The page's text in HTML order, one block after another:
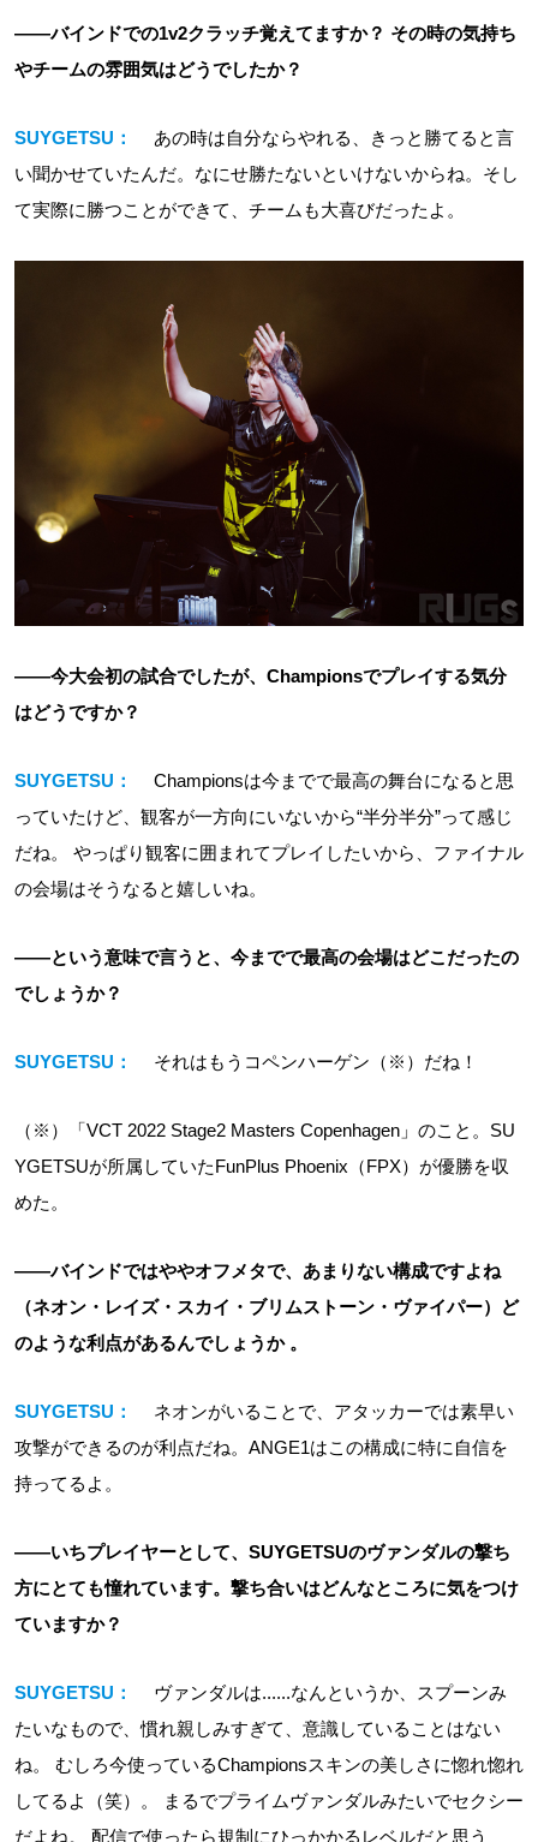
――バインドでの1v2クラッチ覚えてますか？ その時の気持ち
やチームの雰囲気はどうでしたか？
SUYGETSU：
あの時は自分ならやれる、きっと勝てると言
い聞かせていたんだ。なにせ勝たないといけないからね。そし
て実際に勝つことができて、チームも大喜びだったよ。
――今大会初の試合でしたが、Championsでプレイする気分
はどうですか？
SUYGETSU：
Championsは今までで最高の舞台になると思
っていたけど、観客が一方向にいないから“半分半分”って感じ
だね。 やっぱり観客に囲まれてプレイしたいから、ファイナル
の会場はそうなると嬉しいね。
――という意味で言うと、今までで最高の会場はどこだったの
でしょうか？
SUYGETSU： それはもうコペンハーゲン（※）だね！
（※）「VCT 2022 Stage2 Masters Copenhagen」のこと。SU
YGETSUが所属していたFunPlus Phoenix（FPX）が優勝を収
めた。
――バインドではややオフメタで、あまりない構成ですよね
（ネオン・レイズ・スカイ・ブリムストーン・ヴァイパー）ど
のような利点があるんでしょうか 。
SUYGETSU：
ネオンがいることで、アタッカーでは素早い
攻撃ができるのが利点だね。ANGE1はこの構成に特に自信を
持ってるよ。
――いちプレイヤーとして、SUYGETSUのヴァンダルの撃ち
方にとても憧れています。撃ち合いはどんなところに気をつけ
ていますか？
SUYGETSU：
ヴァンダルは......なんというか、スプーンみ
たいなもので、慣れ親しみすぎて、意識していることはない
ね。 むしろ今使っているChampionsスキンの美しさに惚れ惚れ
してるよ（笑）。 まるでプライムヴァンダルみたいでセクシー
だよね。 配信で使ったら規制にひっかかるレベルだと思う